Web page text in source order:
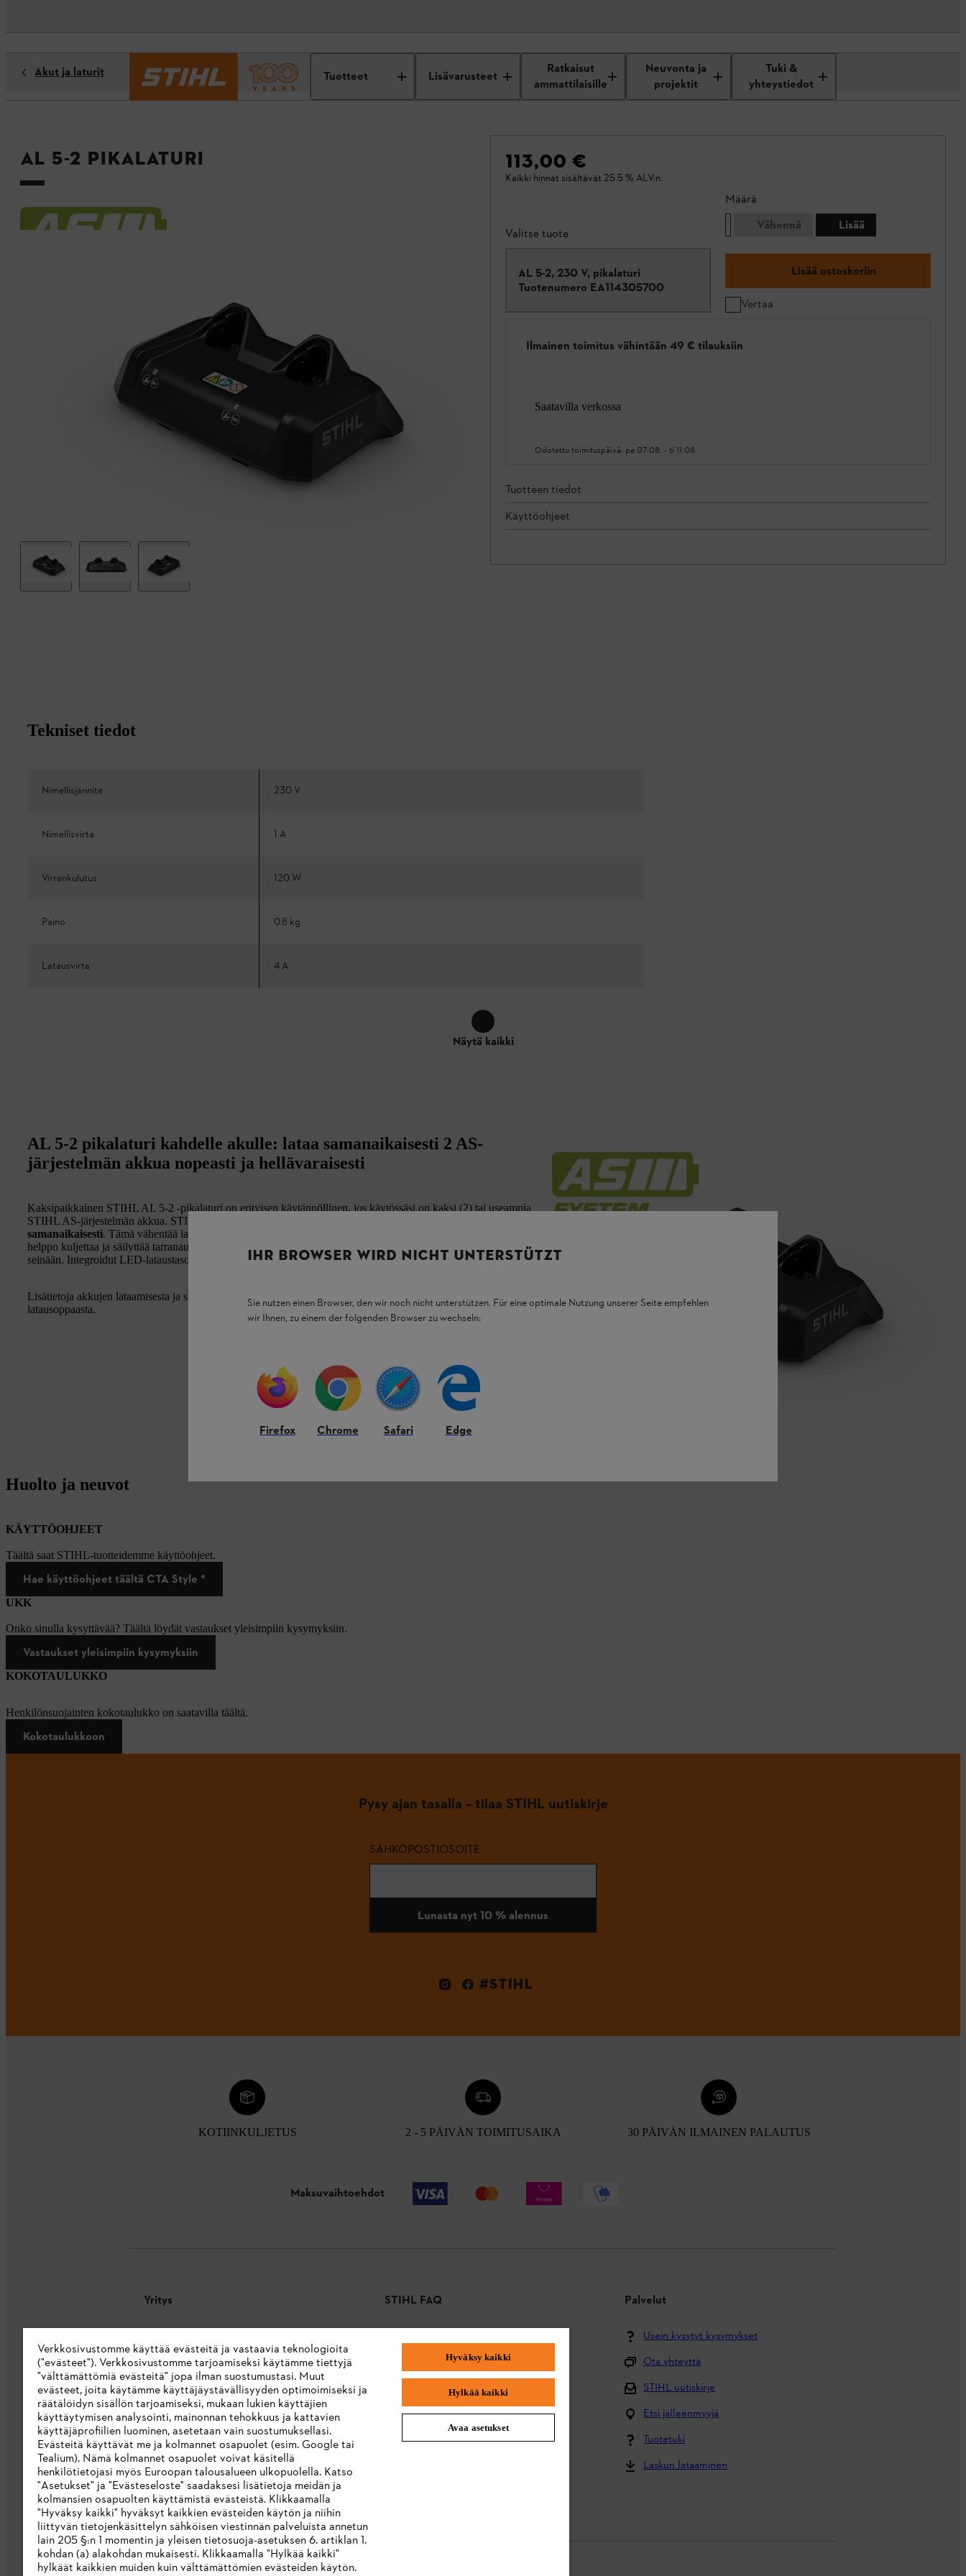
Tuotteet Lisävarusteet
Ratkaisut
ammattilaisille
Neuvonta ja
projektit
Tuki &
yhteystiedot
Akut ja laturit
AL 5-2 pikalaturi 113,00 €
Kaikki hinnat sisältävät 25.5 % ALV:n.
Valitse tuote
AL 5-2, 230 V, pikalaturi
Tuotenumero EA114305700
Määrä
Vähennä
Lisää
Lisää ostoskoriin
Vertaa
Ilmainen toimitus vähintään 49 € tilauksiin
Saatavilla verkossa
Odotettu toimituspäivä: pe 07.08. - ti 11.08.
Tuotteen tiedot
Käyttöohjeet
Tekniset tiedot
Nimellisjännite 230 V
Nimellisvirta 1 A
Virrankulutus 120 W
Paino 0.8 kg
Latausvirta 4 A
Näytä kaikki
AL 5-2 pikalaturi kahdelle akulle: lataa samanaikaisesti 2 AS-
järjestelmän akkua nopeasti ja hellävaraisesti
Kaksipaikkainen STIHL AL 5-2 -pikalaturi on erityisen käytännöllinen, jos käytössäsi on kaksi (2) tai useampia
STIHL AS-järjestelmän akkua. STIHL AL 5-2 säästää latausaikaa, minkä lisäksi
samanaikaisesti. Tämä vähentää latauskatkoksia AS-tuoteperheen työkaluja käytettäessä. Lisäksi pikalaturia on
helppo kuljettaa ja säilyttää tarranauhalla varustetun kaapelin kelauksen ansiosta. Laturi voidaan kiinnittää myös
seinään. Integroidut LED-lataustason merkkivalot näyttävät, kuinka paljon yksittäiset akut ovat latautuneet.
Lisätietoja akkujen lataamisesta ja siitä, mitä tällöin on otettava huomioon, saat STIHL litiumioniakkujen
latausoppaasta.
Huolto ja neuvot
KÄYTTÖOHJEET
Täältä saat STIHL-tuotteidemme käyttöohjeet.
Hae käyttöohjeet täältä CTA Style *
UKK
Onko sinulla kysyttävää? Täältä löydät vastaukset yleisimpiin kysymyksiin.
Vastaukset yleisimpiin kysymyksiin
KOKOTAULUKKO
Henkilönsuojainten kokotaulukko on saatavilla täältä.
Kokotaulukkoon
Pysy ajan tasalla – tilaa STIHL uutiskirje
SÄHKÖPOSTIOSOITE
Lunasta nyt 10 % alennus
#STIHL
KOTIINKULJETUS 2 - 5 PÄIVÄN TOIMITUSAIKA 30 PÄIVÄN ILMAINEN PALAUTUS
Maksuvaihtoehdot
Yritys
STIHL Integrity Line
STIHL-merkkikauppa
Saavutettavuusseloste
STIHL FAQ
Toimitus ja toimitus
Takaisin alkuun
Valitukset ja takuu
Valikoimaa koskevat kysymykset
Palvelut
Usein kysytyt kysymykset
Ota yhteyttä
STIHL uutiskirje
Etsi jälleenmyyjä
Tuotetuki
Laskun lataaminen
IHR BROWSER WIRD NICHT UNTERSTÜTZT
Sie nutzen einen Browser, den wir noch nicht unterstützen. Für eine optimale Nutzung unserer Seite empfehlen
wir Ihnen, zu einem der folgenden Browser zu wechseln:
Firefox Chrome Safari Edge
Verkkosivustomme käyttää evästeitä ja vastaavia teknologioita
("evästeet"). Verkkosivustomme tarjoamiseksi käytämme tiettyjä
"välttämättömiä evästeitä" jopa ilman suostumustasi. Muut
evästeet, joita käytämme käyttäjäystävällisyyden optimoimiseksi ja
räätälöidyn sisällön tarjoamiseksi, mukaan lukien käyttäjien
käyttäytymisen analysointi, mainonnan tehokkuus ja kattavien
käyttäjäprofiilien luominen, asetetaan vain suostumuksellasi.
Evästeitä käyttävät me ja kolmannet osapuolet (esim. Google tai
Tealium). Nämä kolmannet osapuolet voivat käsitellä
henkilötietojasi myös Euroopan talousalueen ulkopuolella. Katso
"Asetukset" ja "Evästeseloste" saadaksesi lisätietoja meidän ja
kolmansien osapuolten käyttämistä evästeistä. Klikkaamalla
"Hyväksy kaikki" hyväksyt kaikkien evästeiden käytön ja niihin
liittyvän tietojenkäsittelyn sähköisen viestinnän palveluista annetun
lain 205 §:n 1 momentin ja yleisen tietosuoja-asetuksen 6. artiklan 1.
kohdan (a) alakohdan mukaisesti. Klikkaamalla "Hylkää kaikki"
hylkäät kaikkien muiden kuin välttämättömien evästeiden käytön.
Hyväksy kaikki
Hylkää kaikki
Avaa asetukset